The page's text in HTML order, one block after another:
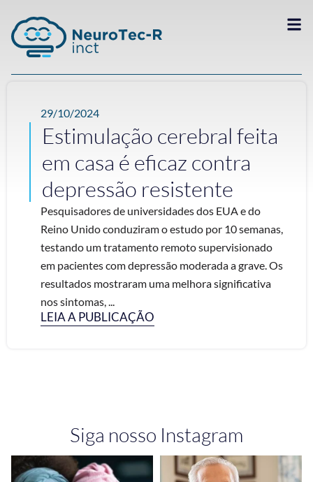
29/10/2024
Estimulação cerebral feita
em casa é eficaz contra
depressão resistente
Pesquisadores de universidades dos EUA e do
Reino Unido conduziram o estudo por 10 semanas,
testando um tratamento remoto supervisionado
em pacientes com depressão moderada a grave. Os
resultados mostraram uma melhora significativa
nos sintomas, ...
LEIA A PUBLICAÇÃO
Siga nosso Instagram